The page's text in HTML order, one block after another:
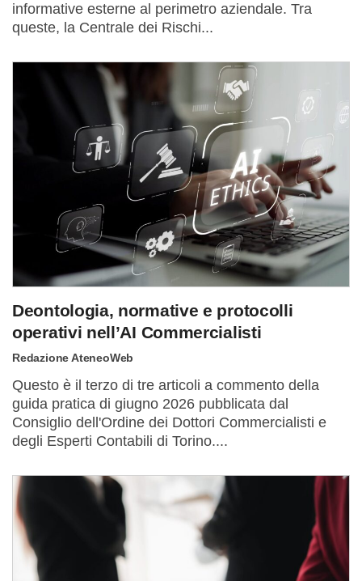
informative esterne al perimetro aziendale. Tra
queste, la Centrale dei Rischi...
Deontologia, normative e protocolli
operativi nell’AI Commercialisti
Redazione AteneoWeb
Questo è il terzo di tre articoli a commento della
guida pratica di giugno 2026 pubblicata dal
Consiglio dell'Ordine dei Dottori Commercialisti e
degli Esperti Contabili di Torino....